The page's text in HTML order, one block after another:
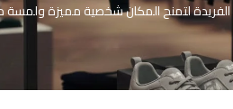
الفريدة لتمنح المكان شخصية مميزة